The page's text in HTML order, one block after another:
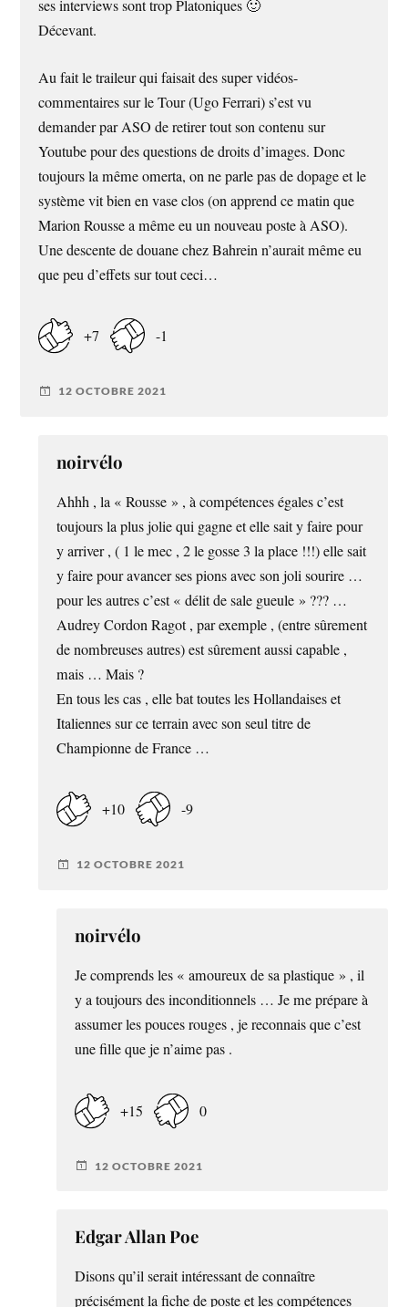
ses interviews sont trop Platoniques 🙂
Décevant.
Au fait le traileur qui faisait des super vidéos-
commentaires sur le Tour (Ugo Ferrari) s’est vu
demander par ASO de retirer tout son contenu sur
Youtube pour des questions de droits d’images. Donc
toujours la même omerta, on ne parle pas de dopage et le
système vit bien en vase clos (on apprend ce matin que
Marion Rousse a même eu un nouveau poste à ASO).
Une descente de douane chez Bahrein n’aurait même eu
que peu d’effets sur tout ceci…
+7 -1
12 OCTOBRE 2021
noirvélo
Ahhh , la « Rousse » , à compétences égales c’est
toujours la plus jolie qui gagne et elle sait y faire pour
y arriver , ( 1 le mec , 2 le gosse 3 la place !!!) elle sait
y faire pour avancer ses pions avec son joli sourire …
pour les autres c’est « délit de sale gueule » ??? …
Audrey Cordon Ragot , par exemple , (entre sûrement
de nombreuses autres) est sûrement aussi capable ,
mais … Mais ?
En tous les cas , elle bat toutes les Hollandaises et
Italiennes sur ce terrain avec son seul titre de
Championne de France …
+10 -9
12 OCTOBRE 2021
noirvélo
Je comprends les « amoureux de sa plastique » , il
y a toujours des inconditionnels … Je me prépare à
assumer les pouces rouges , je reconnais que c’est
une fille que je n’aime pas .
+15 0
12 OCTOBRE 2021
Edgar Allan Poe
Disons qu’il serait intéressant de connaître
précisément la fiche de poste et les compétences